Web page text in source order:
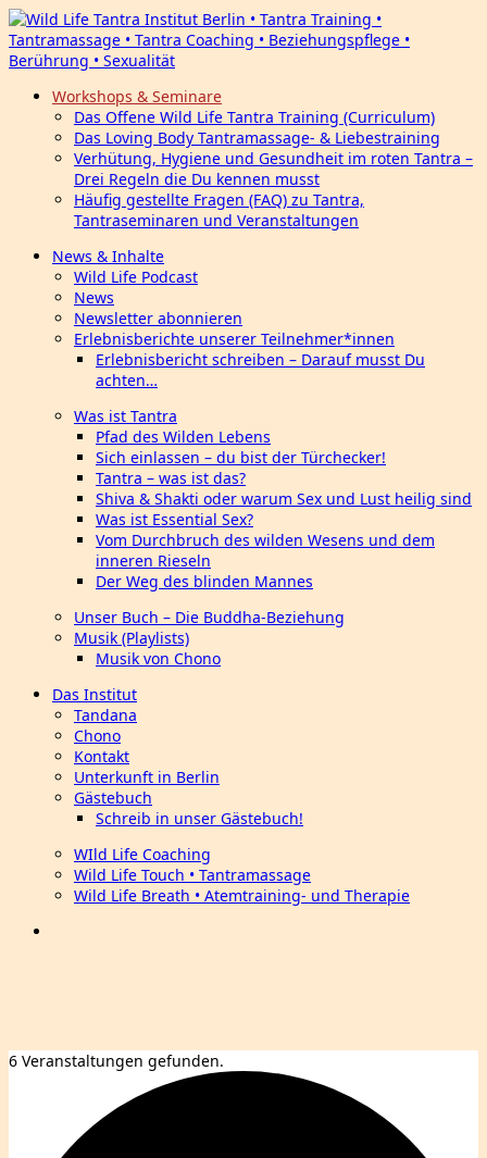
Workshops & Seminare
Das Offene Wild Life Tantra Training (Curriculum)
Das Loving Body Tantramassage- & Liebestraining
Verhütung, Hygiene und Gesundheit im roten Tantra –
Drei Regeln die Du kennen musst
Häufig gestellte Fragen (FAQ) zu Tantra,
Tantraseminaren und Veranstaltungen
News & Inhalte
Wild Life Podcast
News
Newsletter abonnieren
Erlebnisberichte unserer Teilnehmer*innen
Erlebnisbericht schreiben – Darauf musst Du
achten…
Was ist Tantra
Pfad des Wilden Lebens
Sich einlassen – du bist der Türchecker!
Tantra – was ist das?
Shiva & Shakti oder warum Sex und Lust heilig sind
Was ist Essential Sex?
Vom Durchbruch des wilden Wesens und dem
inneren Rieseln
Der Weg des blinden Mannes
Unser Buch – Die Buddha-Beziehung
Musik (Playlists)
Musik von Chono
Das Institut
Tandana
Chono
Kontakt
Unterkunft in Berlin
Gästebuch
Schreib in unser Gästebuch!
WIld Life Coaching
Wild Life Touch • Tantramassage
Wild Life Breath • Atemtraining- und Therapie
6 Veranstaltungen gefunden.